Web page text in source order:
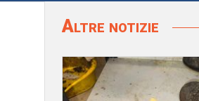
Altre notizie